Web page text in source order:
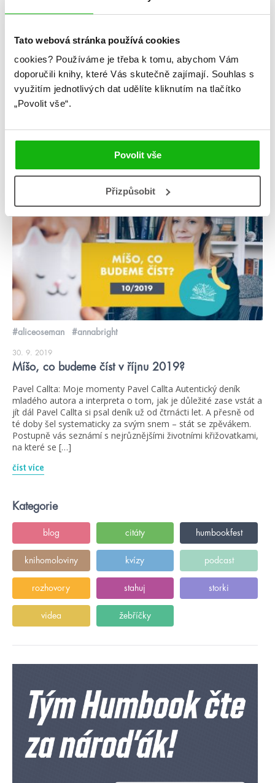
Tato webová stránka používá cookies
cookies? Používáme je třeba k tomu, abychom Vám
doporučili knihy, které Vás skutečně zajímají. Souhlas s
využitím jednotlivých dat udělíte kliknutím na tlačítko
„Povolit vše“.
Povolit vše
Přizpůsobit
6 nej retellingů Krásky a zvířete
Retellingy nejsou mezi young adult knihami nic nového.
Objevují se velmi typické retellingy, i ty netypické. Jsou na
klasické disneyovské pohádky, jako je Popelka nebo Sněhurka,
ale i na ty méně obvyklé, jako je třeba Petr Pan. Jsou zasazeny
do očekávatelných prostředí, nebo třeba do pravěku (zrovna
číst více
#aliceoseman #annabright
30. 9. 2019
Míšo, co budeme číst v říjnu 2019?
Pavel Callta: Moje momenty Pavel Callta Autentický deník
mladého autora a interpreta o tom, jak je důležité zase vstát a
jít dál Pavel Callta si psal deník už od čtrnácti let. A přesně od
té doby šel systematicky za svým snem – stát se zpěvákem.
Postupně vás seznámí s nejrůznějšími životními křižovatkami,
na které se […]
číst více
Kategorie
blog citáty humbookfest
knihomoloviny kvízy podcast
rozhovory stahuj storki
videa žebříčky